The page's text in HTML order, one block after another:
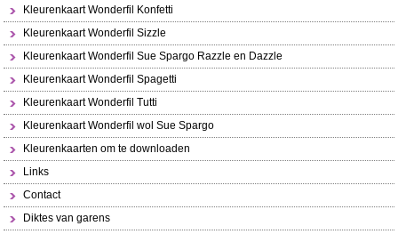
Kleurenkaart Wonderfil Konfetti
Kleurenkaart Wonderfil Sizzle
Kleurenkaart Wonderfil Sue Spargo Razzle en Dazzle
Kleurenkaart Wonderfil Spagetti
Kleurenkaart Wonderfil Tutti
Kleurenkaart Wonderfil wol Sue Spargo
Kleurenkaarten om te downloaden
Links
Contact
Diktes van garens